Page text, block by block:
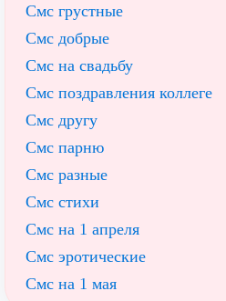
Смс грустные
Смс добрые
Смс на свадьбу
Смс поздравления коллеге
Смс другу
Смс парню
Смс разные
Смс стихи
Смс на 1 апреля
Смс эротические
Смс на 1 мая